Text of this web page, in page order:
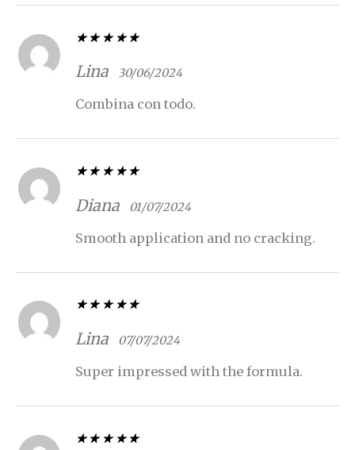
5de 5
Lina 30/06/2024
Combina con todo.
5de 5
Diana 01/07/2024
Smooth application and no cracking.
5de 5
Lina 07/07/2024
Super impressed with the formula.